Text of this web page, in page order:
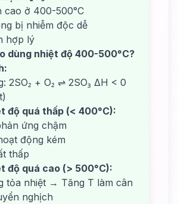
cao ở 400-500°C
bị nhiễm độc dễ
hợp lý
dùng nhiệt độ 400-500°C?
2SO₂ + O₂ ⇌ 2SO₃ ΔH < 0
độ quá thấp (< 400°C):
ứng chậm
động kém
thấp
độ quá cao (> 500°C):
tỏa nhiệt → Tăng T làm cân
nghịch